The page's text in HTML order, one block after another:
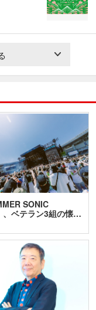
SONIC
、ベテラン3組の懐…